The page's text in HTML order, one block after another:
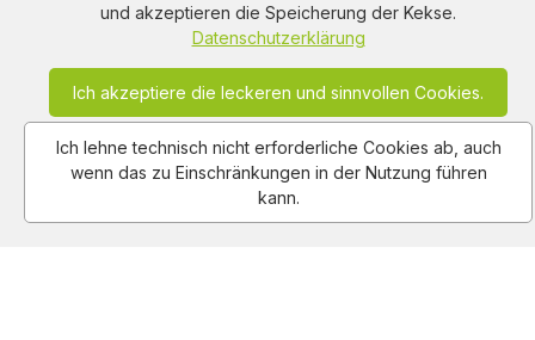
und akzeptieren die Speicherung der Kekse.
Datenschutzerklärung
Ich akzeptiere die leckeren und sinnvollen Cookies.
Ich lehne technisch nicht erforderliche Cookies ab, auch
wenn das zu Einschränkungen in der Nutzung führen
kann.
Stimme der Sprecherin, des Sprechers wahr?
Sie wissen wer Sprecher/in ist/ war? Sie haben
weiterführende Informationen zur Musik oder
anderen Details wie ausführenden Werbe- bzw.
Kreativ-Agentur oder Videoproduktion zu dieser
Fernsehwerbung von Snickers? Dann freuen wir uns
über entsprechende Kommentare, bzw. eine Meinung